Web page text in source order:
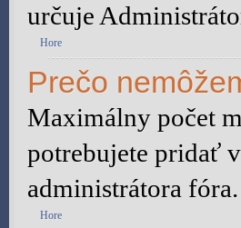
určuje
Hore
Prečo
Maximálny počet
potrebujete pridať
administrátora fóra.
Hore